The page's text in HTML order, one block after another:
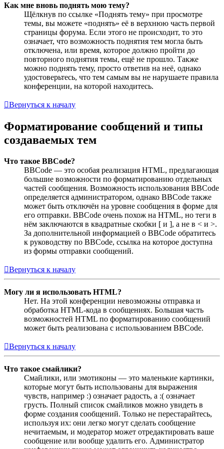
Как мне вновь поднять мою тему?
Щёлкнув по ссылке «Поднять тему» при просмотре
темы, вы можете «поднять» её в верхнюю часть первой
страницы форума. Если этого не происходит, то это
означает, что возможность поднятия тем могла быть
отключена, или время, которое должно пройти до
повторного поднятия темы, ещё не прошло. Также
можно поднять тему, просто ответив на неё, однако
удостоверьтесь, что тем самым вы не нарушаете правила
конференции, на которой находитесь.
Вернуться к началу
Форматирование сообщений и типы
создаваемых тем
Что такое BBCode?
BBCode — это особая реализация HTML, предлагающая
большие возможности по форматированию отдельных
частей сообщения. Возможность использования BBCode
определяется администратором, однако BBCode также
может быть отключён на уровне сообщения в форме для
его отправки. BBCode очень похож на HTML, но теги в
нём заключаются в квадратные скобки [ и ], а не в < и >.
За дополнительной информацией о BBCode обратитесь
к руководству по BBCode, ссылка на которое доступна
из формы отправки сообщений.
Вернуться к началу
Могу ли я использовать HTML?
Нет. На этой конференции невозможны отправка и
обработка HTML-кода в сообщениях. Большая часть
возможностей HTML по форматированию сообщений
может быть реализована с использованием BBCode.
Вернуться к началу
Что такое смайлики?
Смайлики, или эмотиконы — это маленькие картинки,
которые могут быть использованы для выражения
чувств, например :) означает радость, а :( означает
грусть. Полный список смайликов можно увидеть в
форме создания сообщений. Только не перестарайтесь,
используя их: они легко могут сделать сообщение
нечитаемым, и модератор может отредактировать ваше
сообщение или вообще удалить его. Администратор